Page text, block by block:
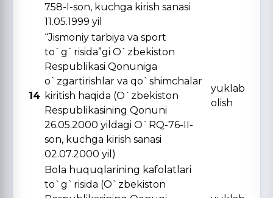
758-I-son, kuchga kirish sanasi
11.05.1999 yil
14
“Jismoniy tarbiya va sport
to`g`risida”gi O`zbekiston
Respublikasi Qonuniga
o`zgartirishlar va qo`shimchalar
kiritish haqida (O`zbekiston
Respublikasining Qonuni
26.05.2000 yildagi O`RQ-76-II-
son, kuchga kirish sanasi
02.07.2000 yil)
yuklab
olish
Bola huquqlarining kafolatlari
to`g`risida (O`zbekiston